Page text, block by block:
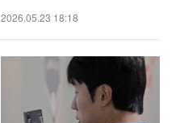
2026.05.23 18:18